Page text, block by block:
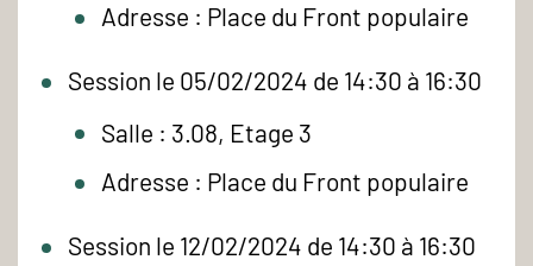
Adresse : Place du Front populaire
Session le 05/02/2024 de 14:30 à 16:30
Salle : 3.08, Etage 3
Adresse : Place du Front populaire
Session le 12/02/2024 de 14:30 à 16:30